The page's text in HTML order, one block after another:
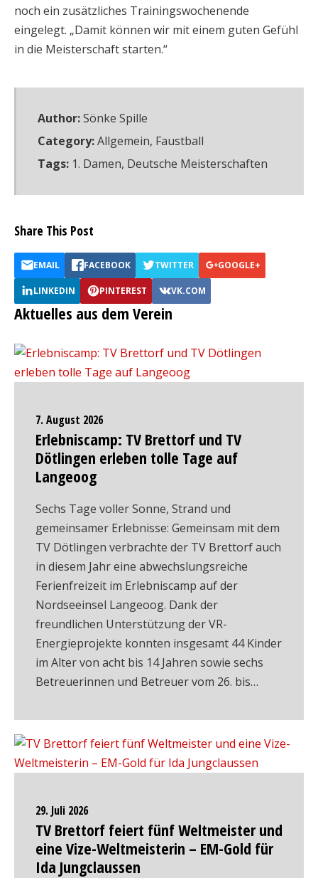
noch ein zusätzliches Trainingswochenende
eingelegt. „Damit können wir mit einem guten Gefühl
in die Meisterschaft starten.“
Author:Sönke Spille
Category:Allgemein, Faustball
Tags: 1. Damen, Deutsche Meisterschaften
Share This Post
EMAIL FACEBOOK TWITTER GOOGLE+
LINKEDIN PINTEREST VK.COM
Aktuelles aus dem Verein
7. August 2026
Erlebniscamp: TV Brettorf und TV
Dötlingen erleben tolle Tage auf
Langeoog
Sechs Tage voller Sonne, Strand und
gemeinsamer Erlebnisse: Gemeinsam mit dem
TV Dötlingen verbrachte der TV Brettorf auch
in diesem Jahr eine abwechslungsreiche
Ferienfreizeit im Erlebniscamp auf der
Nordseeinsel Langeoog. Dank der
freundlichen Unterstützung der VR-
Energieprojekte konnten insgesamt 44 Kinder
im Alter von acht bis 14 Jahren sowie sechs
Betreuerinnen und Betreuer vom 26. bis…
29. Juli 2026
TV Brettorf feiert fünf Weltmeister und
eine Vize-Weltmeisterin – EM-Gold für
Ida Jungclaussen